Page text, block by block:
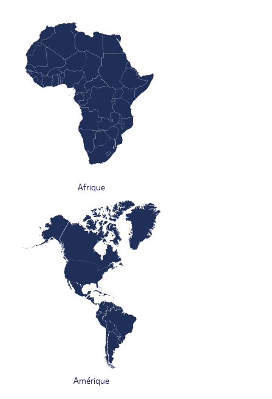
Afrique
Amérique